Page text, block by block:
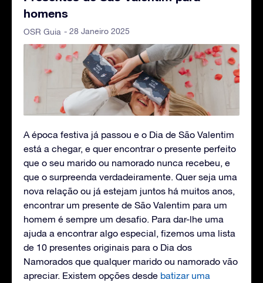
homens
OSR Guia - 28 Janeiro 2025
A época festiva já passou e o Dia de São Valentim
está a chegar, e quer encontrar o presente perfeito
que o seu marido ou namorado nunca recebeu, e
que o surpreenda verdadeiramente. Quer seja uma
nova relação ou já estejam juntos há muitos anos,
encontrar um presente de São Valentim para um
homem é sempre um desafio. Para dar-lhe uma
ajuda a encontrar algo especial, fizemos uma lista
de 10 presentes originais para o Dia dos
Namorados que qualquer marido ou namorado vão
apreciar. Existem opções desde batizar uma